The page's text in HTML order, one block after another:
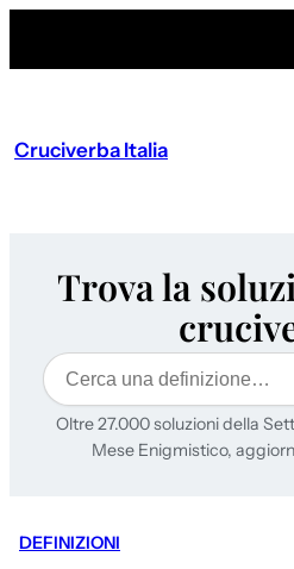
Cruciverba Italia
Trova la
Cerca
Oltre 27.000 soluzioni della
Mese Enigmistico,
DEFINIZIONI